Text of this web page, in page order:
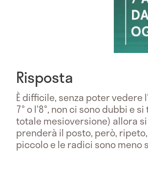
Risposta
È difficile, senza poter vedere
7° o l'8°, non ci sono dubbi e
totale mesioversione) allora
prenderà il posto, però,
piccolo e le radici sono meno